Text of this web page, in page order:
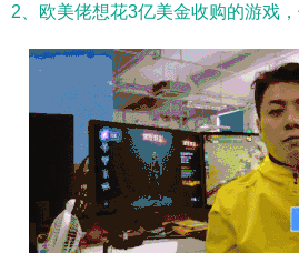
2、欧美佬想花3亿美金收购的游戏